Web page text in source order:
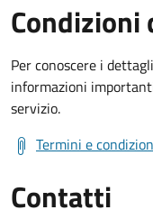
Condizioni
Per conoscere i
informazioni
servizio.
Termini e
Contatti